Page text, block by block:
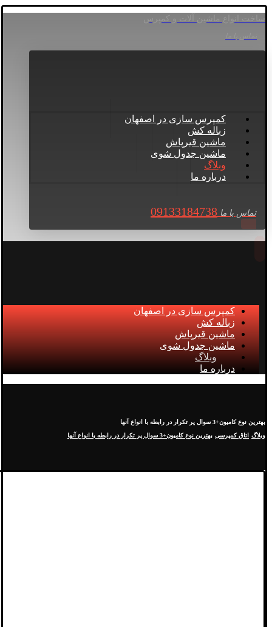
ساخت انواع ماشین آلات و کمپرس
کمپرس سازی در اصفهان
زباله کش
ماشین قیرپاش
ماشین جدول شوی
وبلاگ
درباره ما
تماس با ما 09133184738
کمپرس سازی در اصفهان
زباله کش
ماشین قیرپاش
ماشین جدول شوی
وبلاگ
درباره ما
بهترین نوع کامیون+3 سوال پر تکرار در رابطه با انواع آنها
وبلاگ اتاق کمپرسی بهترین نوع کامیون+3 سوال پر تکرار در رابطه با انواع آنها